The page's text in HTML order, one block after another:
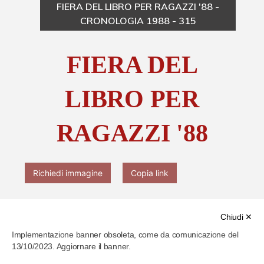
Chi è Paolo Ferrari
FIERA DEL LIBRO PER RAGAZZI '88 -
CRONOLOGIA 1988 - 315
FIERA DEL
LIBRO PER
RAGAZZI '88
Richiedi immagine Copia link
Cod. identificativo
Chiudi ✕
Implementazione banner obsoleta, come da comunicazione del
13/10/2023. Aggiornare il banner.